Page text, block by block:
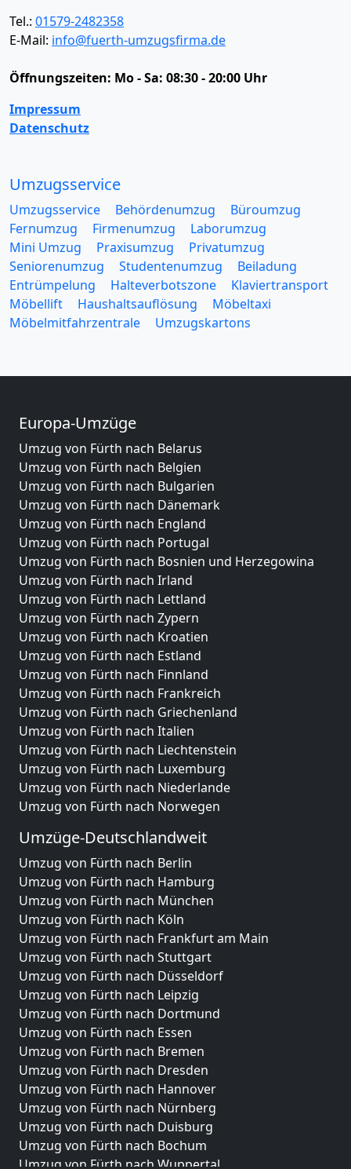
Tel.: 01579-2482358
E-Mail: info@fuerth-umzugsfirma.de
Öffnungszeiten: Mo - Sa: 08:30 - 20:00 Uhr
Impressum
Datenschutz
Umzugsservice
Umzugsservice Behördenumzug
Büroumzug
Fernumzug
Firmenumzug
Laborumzug
Mini Umzug
Praxisumzug
Privatumzug
Seniorenumzug
Studentenumzug
Beiladung
Entrümpelung
Halteverbotszone
Klaviertransport
Möbellift
Haushaltsauflösung
Möbeltaxi
Möbelmitfahrzentrale
Umzugskartons
Europa-Umzüge
Umzug von Fürth nach Belarus
Umzug von Fürth nach Belgien
Umzug von Fürth nach Bulgarien
Umzug von Fürth nach Dänemark
Umzug von Fürth nach England
Umzug von Fürth nach Portugal
Umzug von Fürth nach Bosnien und Herzegowina
Umzug von Fürth nach Irland
Umzug von Fürth nach Lettland
Umzug von Fürth nach Zypern
Umzug von Fürth nach Kroatien
Umzug von Fürth nach Estland
Umzug von Fürth nach Finnland
Umzug von Fürth nach Frankreich
Umzug von Fürth nach Griechenland
Umzug von Fürth nach Italien
Umzug von Fürth nach Liechtenstein
Umzug von Fürth nach Luxemburg
Umzug von Fürth nach Niederlande
Umzug von Fürth nach Norwegen
Umzüge-Deutschlandweit
Umzug von Fürth nach Berlin
Umzug von Fürth nach Hamburg
Umzug von Fürth nach München
Umzug von Fürth nach Köln
Umzug von Fürth nach Frankfurt am Main
Umzug von Fürth nach Stuttgart
Umzug von Fürth nach Düsseldorf
Umzug von Fürth nach Leipzig
Umzug von Fürth nach Dortmund
Umzug von Fürth nach Essen
Umzug von Fürth nach Bremen
Umzug von Fürth nach Dresden
Umzug von Fürth nach Hannover
Umzug von Fürth nach Nürnberg
Umzug von Fürth nach Duisburg
Umzug von Fürth nach Bochum
Umzug von Fürth nach Wuppertal